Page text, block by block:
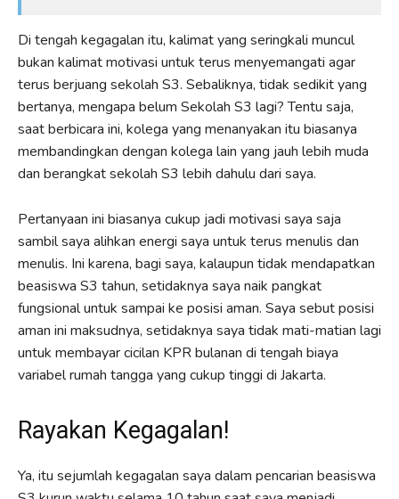
Di tengah kegagalan itu, kalimat yang seringkali muncul
bukan kalimat motivasi untuk terus menyemangati agar
terus berjuang sekolah S3. Sebaliknya, tidak sedikit yang
bertanya, mengapa belum Sekolah S3 lagi? Tentu saja,
saat berbicara ini, kolega yang menanyakan itu biasanya
membandingkan dengan kolega lain yang jauh lebih muda
dan berangkat sekolah S3 lebih dahulu dari saya.
Pertanyaan ini biasanya cukup jadi motivasi saya saja
sambil saya alihkan energi saya untuk terus menulis dan
menulis. Ini karena, bagi saya, kalaupun tidak mendapatkan
beasiswa S3 tahun, setidaknya saya naik pangkat
fungsional untuk sampai ke posisi aman. Saya sebut posisi
aman ini maksudnya, setidaknya saya tidak mati-matian lagi
untuk membayar cicilan KPR bulanan di tengah biaya
variabel rumah tangga yang cukup tinggi di Jakarta.
Rayakan Kegagalan!
Ya, itu sejumlah kegagalan saya dalam pencarian beasiswa